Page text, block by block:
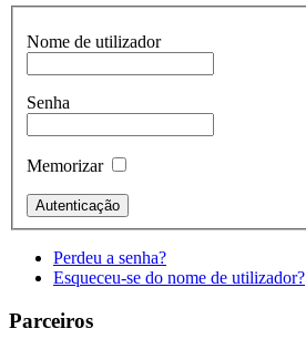
Nome de utilizador
Senha
Memorizar
Perdeu a senha?
Esqueceu-se do nome de utilizador?
Parceiros